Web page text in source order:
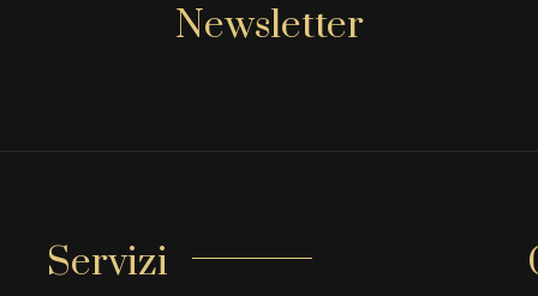
Newsletter
Servizi